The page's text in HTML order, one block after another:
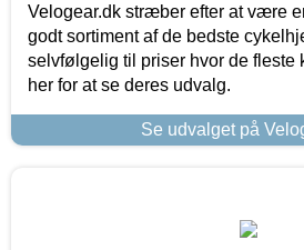
Velogear.dk stræber efter at være
godt sortiment af de bedste
selvfølgelig til priser hvor de
her for at se deres udvalg.
Se udvalget på